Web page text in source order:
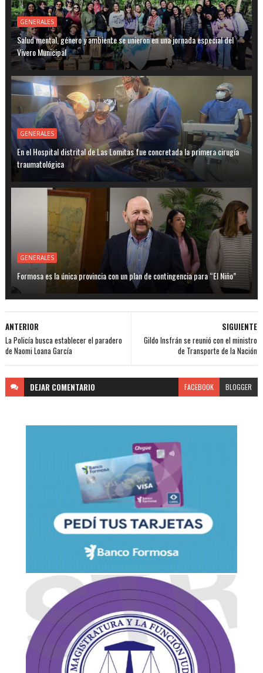
GENERALES
Salud mental, género y ambiente se unieron en una jornada especial del
Vivero Municipal
GENERALES
En el Hospital distrital de Las Lomitas fue concretada la primera cirugía
traumatológica
GENERALES
Formosa es la única provincia con un plan de contingencia para “El Niño”
SIGUIENTE
Gildo Insfrán se reunió con el ministro
de Transporte de la Nación
ANTERIOR
La Policía busca establecer el paradero
de Naomi Loana García
DEJAR COMENTARIO FACEBOOK BLOGGER